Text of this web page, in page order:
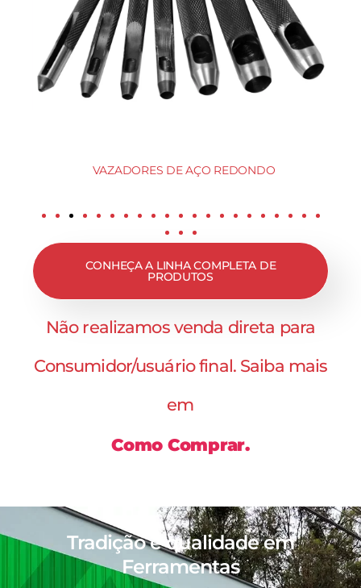
VAZADORES DE AÇO REDONDO
CONHEÇA A LINHA COMPLETA DE
PRODUTOS
Não realizamos venda direta para
Consumidor/usuário final. Saiba mais
em
Como Comprar.
Tradição e qualidade em
Ferramentas